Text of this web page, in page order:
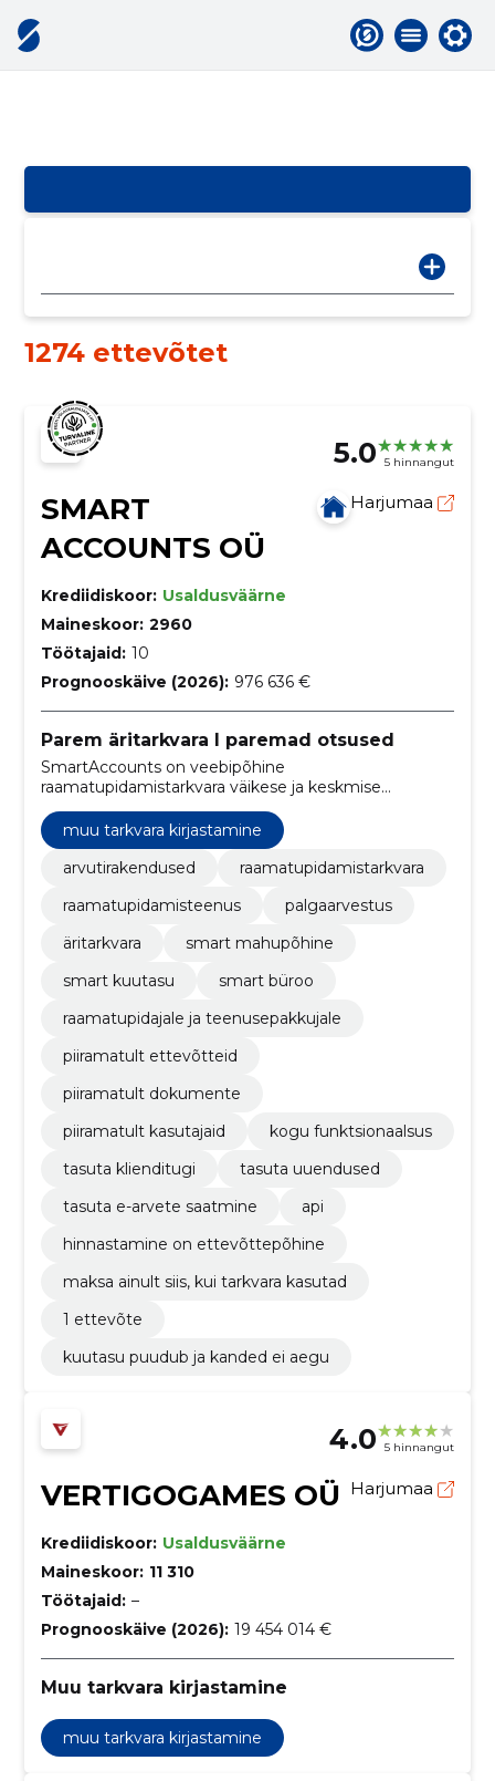
1274 ettevõtet
5.0 5 hinnangut
SMART
ACCOUNTS OÜ
Harjumaa
Krediidiskoor: Usaldusväärne
Maineskoor: 2960
Töötajaid: 10
Prognooskäive (2026): 976 636 €
Parem äritarkvara I paremad otsused
SmartAccounts on veebipõhine
raamatupidamistarkvara väikese ja keskmise
suurusega ettevõtetele. Mugav rakendus koos
palgaarvestusega.
muu tarkvara kirjastamine
arvutirakendused
raamatupidamistarkvara
raamatupidamisteenus
palgaarvestus
äritarkvara
smart mahupõhine
smart kuutasu
smart büroo
raamatupidajale ja teenusepakkujale
piiramatult ettevõtteid
piiramatult dokumente
piiramatult kasutajaid
kogu funktsionaalsus
tasuta klienditugi
tasuta uuendused
tasuta e-arvete saatmine
api
hinnastamine on ettevõttepõhine
maksa ainult siis, kui tarkvara kasutad
1 ettevõte
kuutasu puudub ja kanded ei aegu
4.0 5 hinnangut
VERTIGOGAMES OÜ Harjumaa
Krediidiskoor: Usaldusväärne
Maineskoor: 11 310
Töötajaid: –
Prognooskäive (2026): 19 454 014 €
Muu tarkvara kirjastamine
muu tarkvara kirjastamine